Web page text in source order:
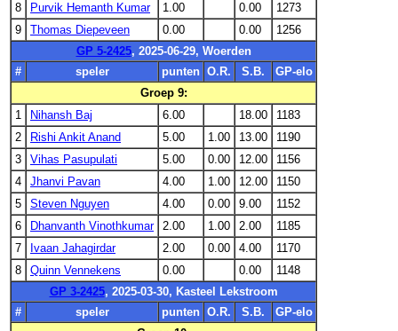
8
Purvik Hemanth Kumar 1.00 0.00
1273
9
Thomas Diepeveen 0.00 0.00
1256
GP 5-2425, 2025-06-29, Woerden
#
speler punten O.R. S.B.
GP-elo
Groep 9:
1
Nihansh Baj 6.00 18.00
1183
2
Rishi Ankit Anand 5.00 1.00 13.00
1190
3
Vihas Pasupulati 5.00 0.00 12.00
1156
4
Jhanvi Pavan 4.00 1.00 12.00
1150
5
Steven Nguyen 4.00 0.00 9.00
1152
6
Dhanvanth Vinothkumar 2.00 1.00 2.00
1185
7
Ivaan Jahagirdar 2.00 0.00 4.00
1170
8
Quinn Vennekens 0.00 0.00
1148
GP 3-2425, 2025-03-30, Kasteel Lekstroom
#
speler punten O.R. S.B.
GP-elo